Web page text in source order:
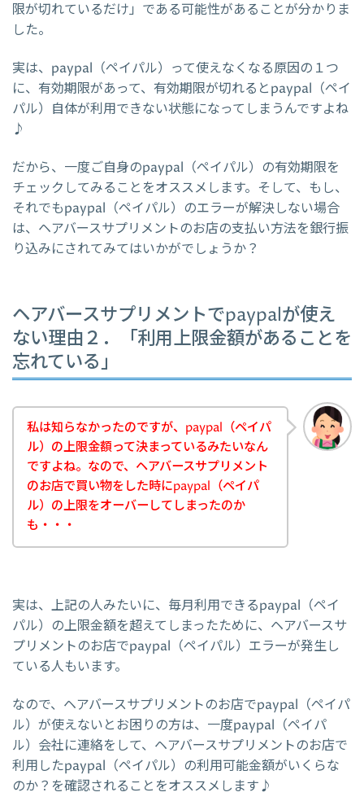
限が切れているだけ」である可能性があることが分かりま
した。
実は、paypal（ペイパル）って使えなくなる原因の１つ
に、有効期限があって、有効期限が切れるとpaypal（ペイ
パル）自体が利用できない状態になってしまうんですよね
♪
だから、一度ご自身のpaypal（ペイパル）の有効期限を
チェックしてみることをオススメします。そして、もし、
それでもpaypal（ペイパル）のエラーが解決しない場合
は、ヘアバースサプリメントのお店の支払い方法を銀行振
り込みにされてみてはいかがでしょうか？
ヘアバースサプリメントでpaypalが使え
ない理由２．「利用上限金額があることを
忘れている」
私は知らなかったのですが、paypal（ペイパ
ル）の上限金額って決まっているみたいなん
ですよね。なので、ヘアバースサプリメント
のお店で買い物をした時にpaypal（ペイパ
ル）の上限をオーバーしてしまったのか
も・・・
実は、上記の人みたいに、毎月利用できるpaypal（ペイ
パル）の上限金額を超えてしまったために、ヘアバースサ
プリメントのお店でpaypal（ペイパル）エラーが発生し
ている人もいます。
なので、ヘアバースサプリメントのお店でpaypal（ペイパ
ル）が使えないとお困りの方は、一度paypal（ペイパ
ル）会社に連絡をして、ヘアバースサプリメントのお店で
利用したpaypal（ペイパル）の利用可能金額がいくらな
のか？を確認されることをオススメします♪